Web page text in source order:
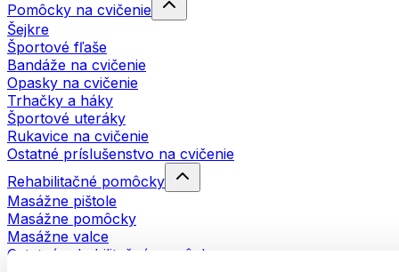
Pomôcky na cvičenie
Šejkre
Športové fľaše
Bandáže na cvičenie
Opasky na cvičenie
Trhačky a háky
Športové uteráky
Rukavice na cvičenie
Ostatné príslušenstvo na cvičenie
Rehabilitačné pomôcky
Masážne pištole
Masážne pomôcky
Masážne valce
Ostatné rehabilitačné pomôcky